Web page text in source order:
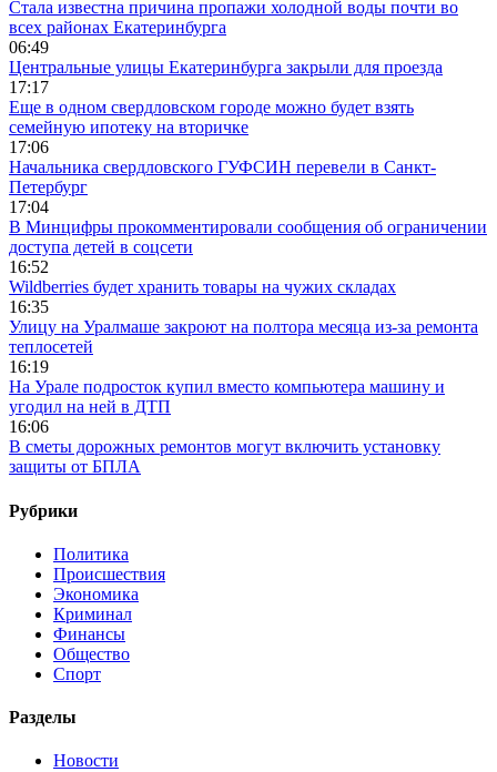
Стала известна причина пропажи холодной воды почти во
всех районах Екатеринбурга
06:49
Центральные улицы Екатеринбурга закрыли для проезда
17:17
Еще в одном свердловском городе можно будет взять
семейную ипотеку на вторичке
17:06
Начальника свердловского ГУФСИН перевели в Санкт-
Петербург
17:04
В Минцифры прокомментировали сообщения об ограничении
доступа детей в соцсети
16:52
Wildberries будет хранить товары на чужих складах
16:35
Улицу на Уралмаше закроют на полтора месяца из-за ремонта
теплосетей
16:19
На Урале подросток купил вместо компьютера машину и
угодил на ней в ДТП
16:06
В сметы дорожных ремонтов могут включить установку
защиты от БПЛА
Рубрики
Политика
Происшествия
Экономика
Криминал
Финансы
Общество
Спорт
Разделы
Новости